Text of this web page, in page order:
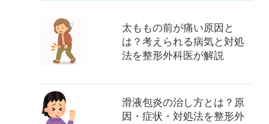
太ももの前が痛い原因と
は？考えられる病気と対処
法を整形外科医が解説
滑液包炎の治し方とは？原
因・症状・対処法を整形外